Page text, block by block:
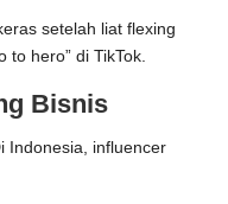
setelah liat flexing
hero” di TikTok.
Bisnis
Indonesia, influencer